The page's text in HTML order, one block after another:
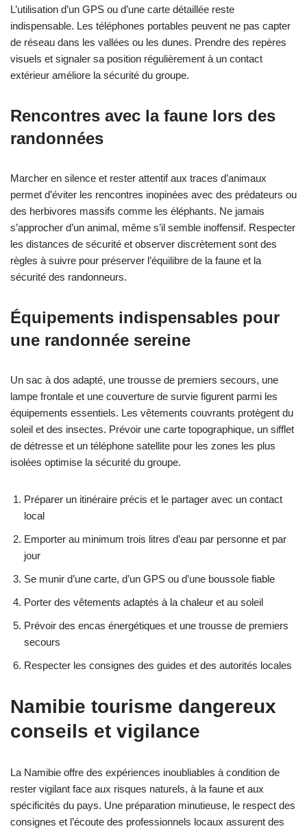
L’utilisation d’un GPS ou d’une carte détaillée reste
indispensable. Les téléphones portables peuvent ne pas capter
de réseau dans les vallées ou les dunes. Prendre des repères
visuels et signaler sa position régulièrement à un contact
extérieur améliore la sécurité du groupe.
Rencontres avec la faune lors des
randonnées
Marcher en silence et rester attentif aux traces d’animaux
permet d’éviter les rencontres inopinées avec des prédateurs ou
des herbivores massifs comme les éléphants. Ne jamais
s’approcher d’un animal, même s’il semble inoffensif. Respecter
les distances de sécurité et observer discrètement sont des
règles à suivre pour préserver l’équilibre de la faune et la
sécurité des randonneurs.
Équipements indispensables pour
une randonnée sereine
Un sac à dos adapté, une trousse de premiers secours, une
lampe frontale et une couverture de survie figurent parmi les
équipements essentiels. Les vêtements couvrants protègent du
soleil et des insectes. Prévoir une carte topographique, un sifflet
de détresse et un téléphone satellite pour les zones les plus
isolées optimise la sécurité du groupe.
Préparer un itinéraire précis et le partager avec un contact
local
Emporter au minimum trois litres d’eau par personne et par
jour
Se munir d’une carte, d’un GPS ou d’une boussole fiable
Porter des vêtements adaptés à la chaleur et au soleil
Prévoir des encas énergétiques et une trousse de premiers
secours
Respecter les consignes des guides et des autorités locales
Namibie tourisme dangereux
conseils et vigilance
La Namibie offre des expériences inoubliables à condition de
rester vigilant face aux risques naturels, à la faune et aux
spécificités du pays. Une préparation minutieuse, le respect des
consignes et l’écoute des professionnels locaux assurent des